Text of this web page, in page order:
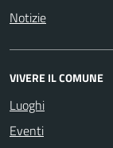
Notizie
VIVERE IL COMUNE
Luoghi
Eventi